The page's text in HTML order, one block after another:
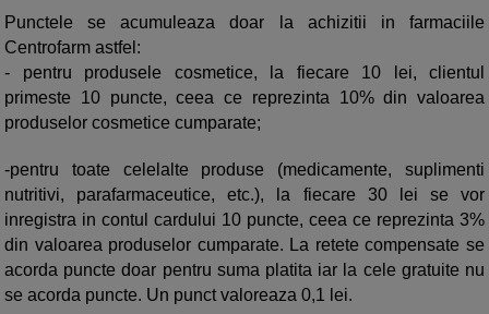
Punctele se acumuleaza doar la achizitii in farmaciile
Centrofarm astfel:
- pentru produsele cosmetice, la fiecare 10 lei, clientul
primeste 10 puncte, ceea ce reprezinta 10% din valoarea
produselor cosmetice cumparate;
-pentru toate celelalte produse (medicamente, suplimenti
nutritivi, parafarmaceutice, etc.), la fiecare 30 lei se vor
inregistra in contul cardului 10 puncte, ceea ce reprezinta 3%
din valoarea produselor cumparate. La retete compensate se
acorda puncte doar pentru suma platita iar la cele gratuite nu
se acorda puncte. Un punct valoreaza 0,1 lei.